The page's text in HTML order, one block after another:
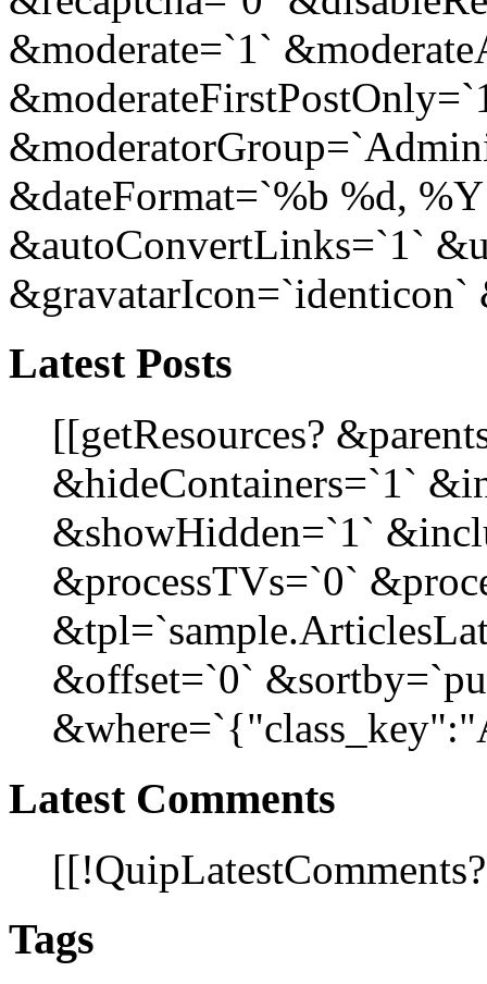
&moderate=`1`
&dateFormat=`%b %d,
&autoConvertLinks=`1`
&gravatarIcon=`identicon`
Latest Posts
[[getResources?
&hideContainers=`1`
&showHidden=`1`
&processTVs=`0`
&offset=`0`
Latest Comments
Tags